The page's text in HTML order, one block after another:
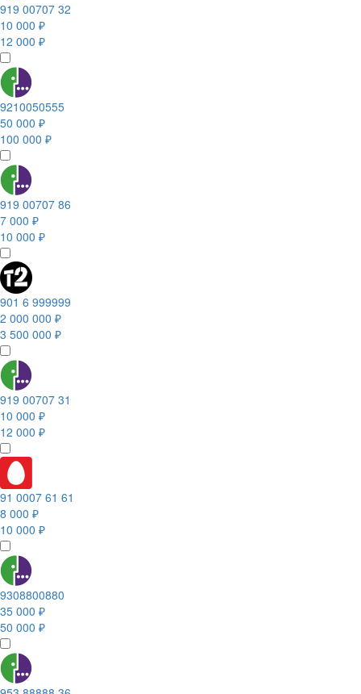
919 00707 32
10 000 ₽
12 000 ₽
9210050555
50 000 ₽
100 000 ₽
919 00707 86
7 000 ₽
10 000 ₽
901 6 999999
2 000 000 ₽
3 500 000 ₽
919 00707 31
10 000 ₽
12 000 ₽
91 0007 61 61
8 000 ₽
10 000 ₽
9308800880
35 000 ₽
50 000 ₽